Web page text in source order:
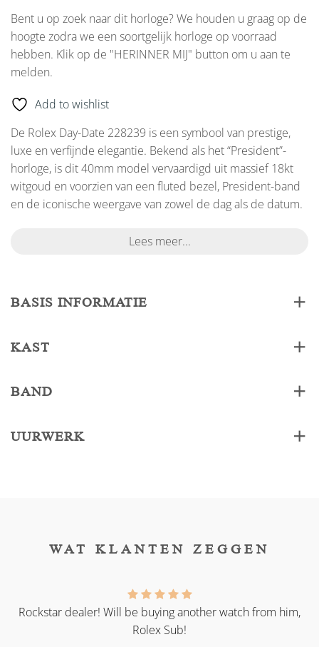
Bent u op zoek naar dit horloge? We houden u graag op de
hoogte zodra we een soortgelijk horloge op voorraad
hebben. Klik op de "HERINNER MIJ" button om u aan te
melden.
Add to wishlist
De Rolex Day-Date 228239 is een symbool van prestige,
luxe en verfijnde elegantie. Bekend als het “President”-
horloge, is dit 40mm model vervaardigd uit massief 18kt
witgoud en voorzien van een fluted bezel, President-band
en de iconische weergave van zowel de dag als de datum.
Lees meer...
BASIS INFORMATIE
KAST
BAND
UURWERK
WAT KLANTEN ZEGGEN
Rockstar dealer! Will be buying another watch from him,
Rolex Sub!